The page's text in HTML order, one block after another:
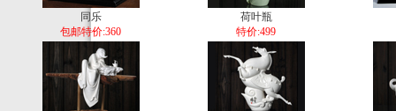
同乐
包邮特价:360
荷叶瓶
特价:499